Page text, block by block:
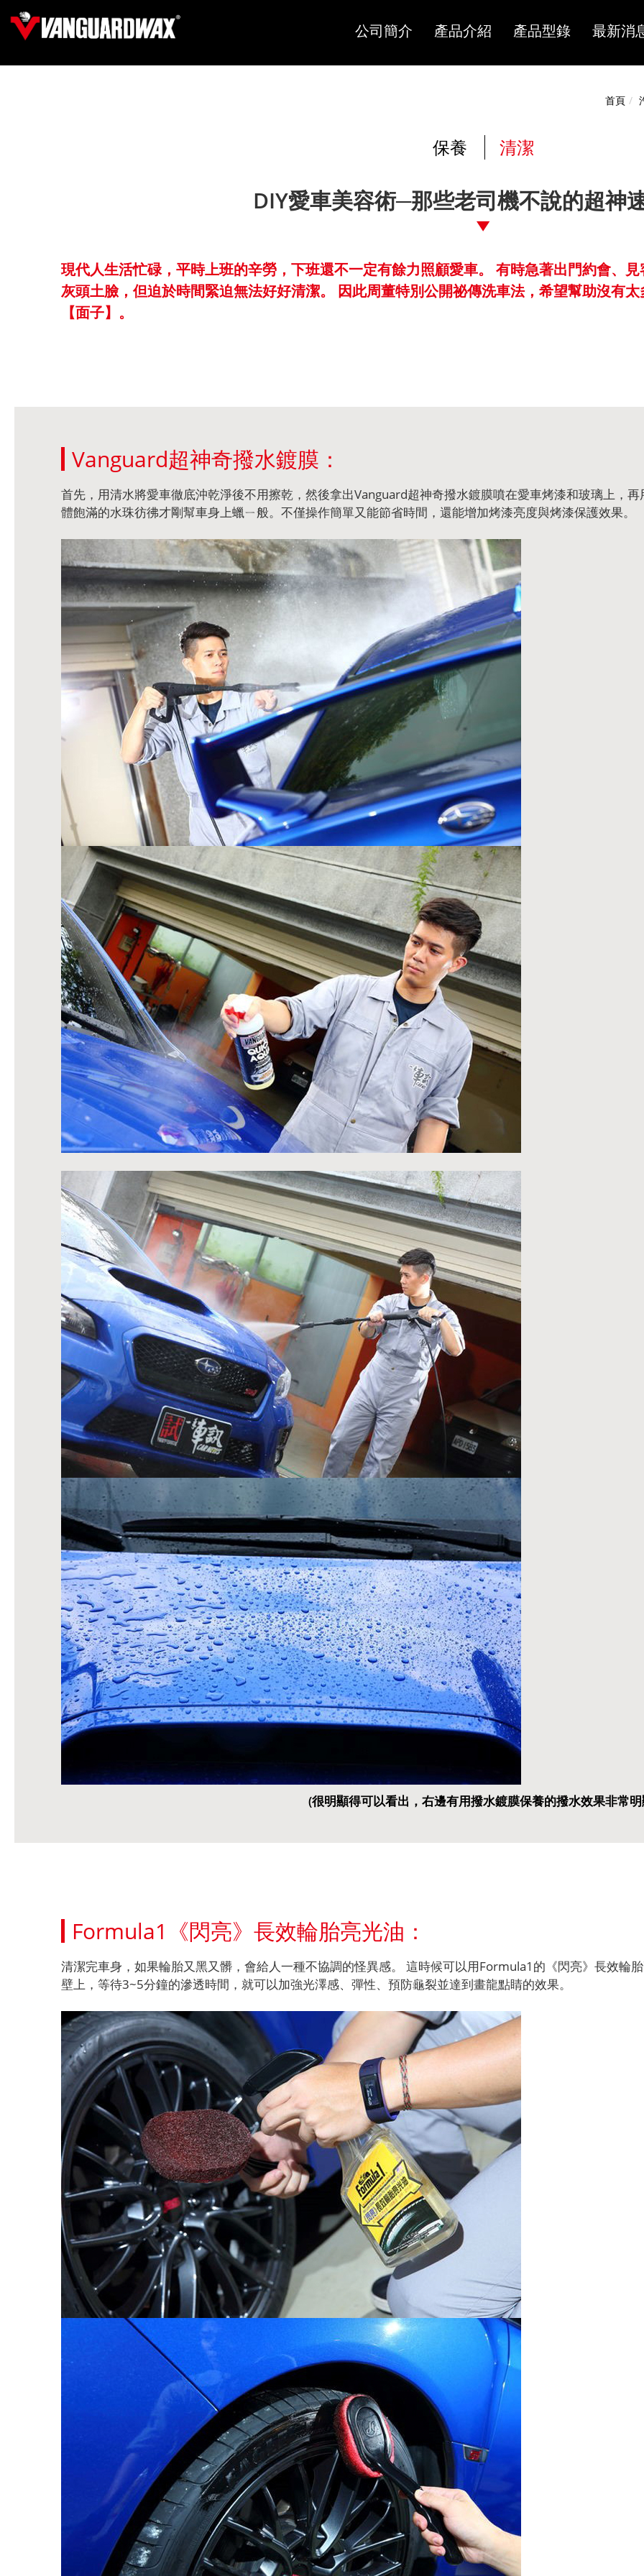
公司簡介 產品介紹 產品型錄 最新消
首頁
保養 清潔
DIY愛車美容術─那些老司機不說的超神
現代人生活忙碌，平時上班的辛勞，下班還不一定有餘力照顧愛車。 有時急著出門約會、
灰頭土臉，但迫於時間緊迫無法好好清潔。 因此周董特別公開祕傳洗車法，希望幫助沒有
【面子】。
Vanguard超神奇撥水鍍膜：
首先，用清水將愛車徹底沖乾淨後不用擦乾，然後拿出Vanguard超神奇撥水鍍膜噴在愛車烤漆和玻璃上，
體飽滿的水珠彷彿才剛幫車身上蠟ㄧ般。不僅操作簡單又能節省時間，還能增加烤漆亮度與烤漆保護效果。
(很明顯得可以看出，右邊有用撥水鍍膜保養的撥水效果非常
Formula1《閃亮》長效輪胎亮光油：
清潔完車身，如果輪胎又黑又髒，會給人一種不協調的怪異感。 這時候可以用Formula1的《閃亮》長效輪
壁上，等待3~5分鐘的滲透時間，就可以加強光澤感、彈性、預防龜裂並達到畫龍點睛的效果。